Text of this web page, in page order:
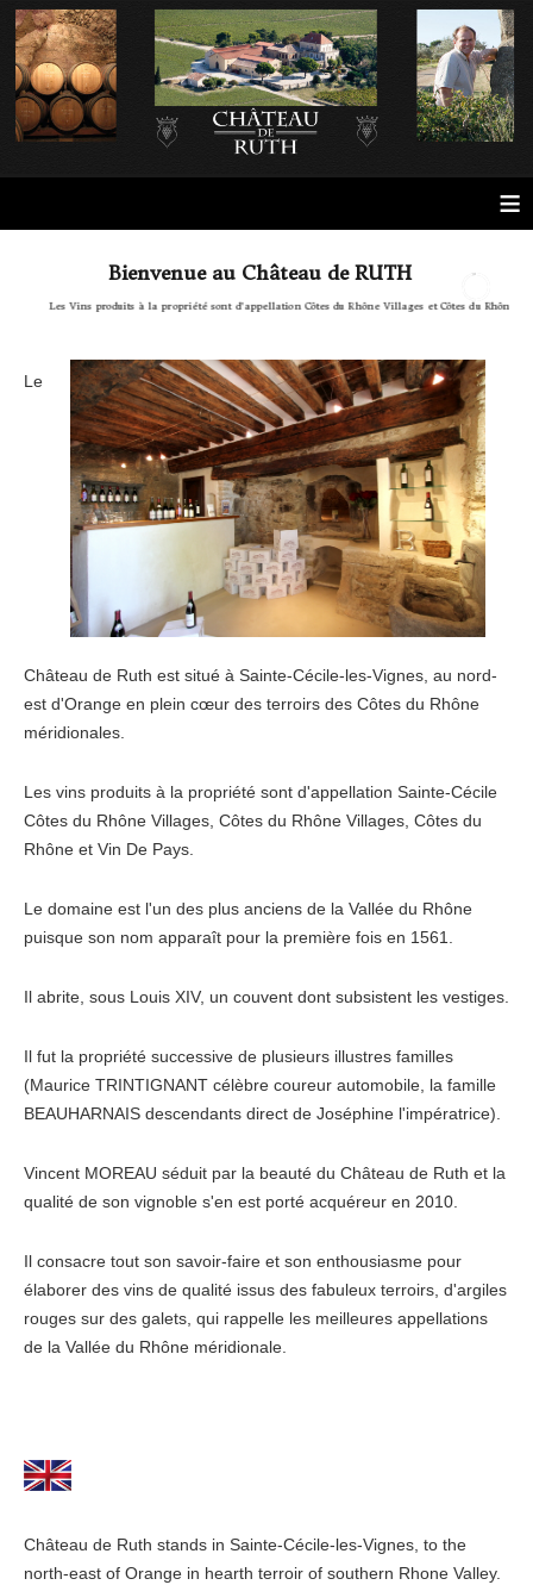
≡
Bienvenue au Château de RUTH
Les Vins produits à la propriété sont d'appellation Côtes du Rhône Villages et Côtes du Rhône.
Le
Château de Ruth est situé à Sainte-Cécile-les-Vignes, au nord-
est d'Orange en plein cœur des terroirs des Côtes du Rhône
méridionales.
Les vins produits à la propriété sont d'appellation Sainte-Cécile
Côtes du Rhône Villages, Côtes du Rhône Villages, Côtes du
Rhône et Vin De Pays.
Le domaine est l'un des plus anciens de la Vallée du Rhône
puisque son nom apparaît pour la première fois en 1561.
Il abrite, sous Louis XIV, un couvent dont subsistent les vestiges.
Il fut la propriété successive de plusieurs illustres familles
(Maurice TRINTIGNANT célèbre coureur automobile, la famille
BEAUHARNAIS descendants direct de Joséphine l'impératrice).
Vincent MOREAU séduit par la beauté du Château de Ruth et la
qualité de son vignoble s'en est porté acquéreur en 2010.
Il consacre tout son savoir-faire et son enthousiasme pour
élaborer des vins de qualité issus des fabuleux terroirs, d'argiles
rouges sur des galets, qui rappelle les meilleures appellations
de la Vallée du Rhône méridionale.
Château de Ruth stands in Sainte-Cécile-les-Vignes, to the
north-east of Orange in hearth terroir of southern Rhone Valley.